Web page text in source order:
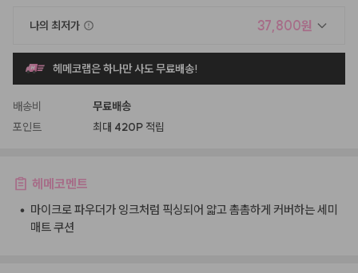
나의 최저가 37,800원
헤메코랩은 하나만 사도 무료배송!
배송비
무료배송
포인트
최대 420P 적립
헤메코멘트
• 마이크로 파우더가 잉크처럼 픽싱되어 얇고 촘촘하게 커버하는 세미
매트 쿠션